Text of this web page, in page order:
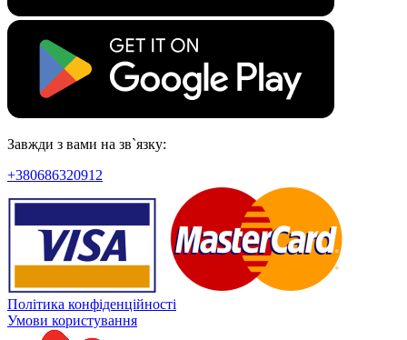
Завжди з вами на зв`язку:
+380686320912
Політика конфіденційності
Умови користування